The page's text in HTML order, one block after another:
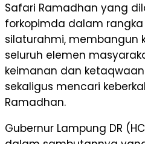
Safari Ramadhan yang
forkopimda dalam
silaturahmi, membangun
seluruh elemen
keimanan dan ketaqwaan
sekaligus mencari
Ramadhan.
Gubernur Lampung DR